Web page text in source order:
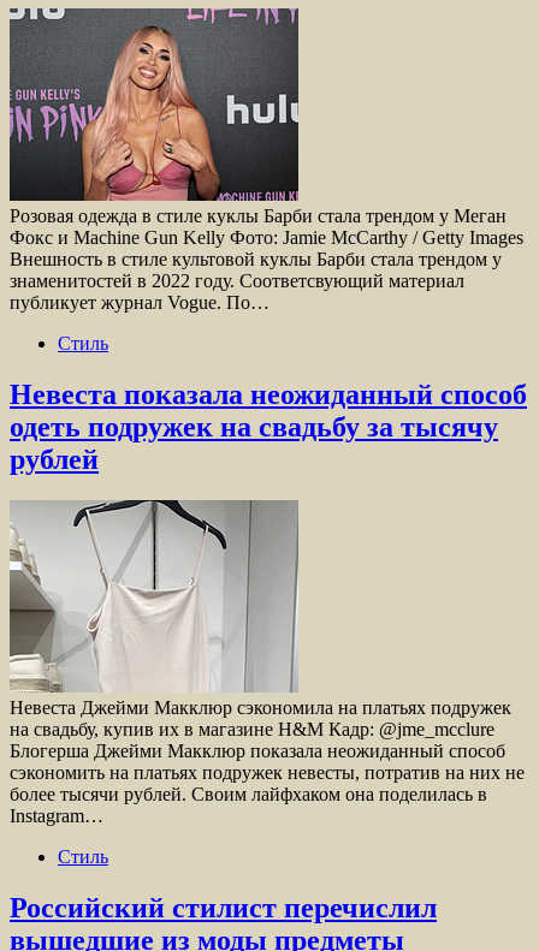
Розовая одежда в стиле куклы Барби стала трендом у Меган
Фокс и Machine Gun Kelly Фото: Jamie McCarthy / Getty Images
Внешность в стиле культовой куклы Барби стала трендом у
знаменитостей в 2022 году. Соответсвующий материал
публикует журнал Vogue. По…
Стиль
Невеста показала неожиданный способ
одеть подружек на свадьбу за тысячу
рублей
Невеста Джейми Макклюр сэкономила на платьях подружек
на свадьбу, купив их в магазине H&M Кадр: @jme_mcclure
Блогерша Джейми Макклюр показала неожиданный способ
сэкономить на платьях подружек невесты, потратив на них не
более тысячи рублей. Своим лайфхаком она поделилась в
Instagram…
Стиль
Российский стилист перечислил
вышедшие из моды предметы